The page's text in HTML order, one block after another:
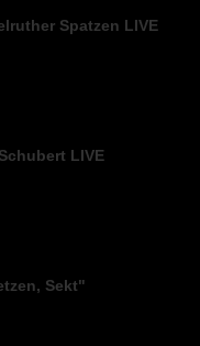
Spatzen LIVE
LIVE
Sekt"